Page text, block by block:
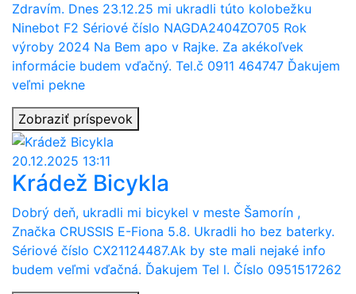
Zdravím. Dnes 23.12.25 mi ukradli túto kolobežku
Ninebot F2 Sériové číslo NAGDA2404ZO705 Rok
výroby 2024 Na Bem apo v Rajke. Za akékoľvek
informácie budem vďačný. Tel.č 0911 464747 Ďakujem
veľmi pekne
Zobraziť príspevok
20.12.2025 13:11
Krádež Bicykla
Dobrý deň, ukradli mi bicykel v meste Šamorín ,
Značka CRUSSIS E-Fiona 5.8. Ukradli ho bez baterky.
Sériové číslo CX21124487.Ak by ste mali nejaké info
budem veľmi vďačná. Ďakujem Tel l. Číslo 0951517262